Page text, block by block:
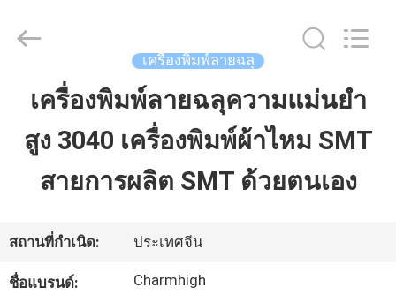
บ้าน
สินค้า
วิดีโอ
2026
CHARMHIGH
Reserved.
เครื่องพิมพ์ลายฉลุ
เครื่องพิมพ์ลายฉลุความแม่นยำ
สูง 3040 เครื่องพิมพ์ผ้าไหม SMT
สายการผลิต SMT ด้วยตนเอง
สถานที่กำเนิด: ประเทศจีน
ชื่อแบรนด์: Charmhigh